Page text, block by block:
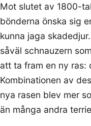
Mot slutet av 1800-
bönderna önska sig
kunna jaga
såväl schnauzern
att ta fram en ny ras:
Kombinationen av
nya rasen blev mer
än många andra